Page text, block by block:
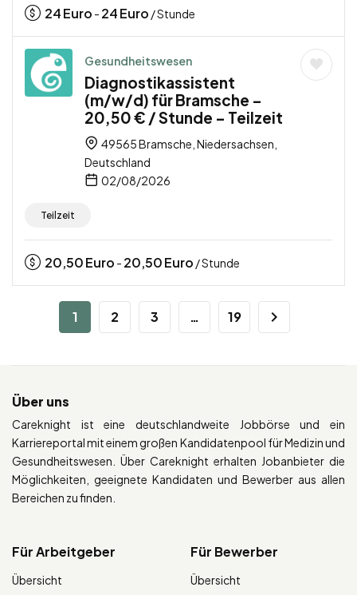
24Euro - 24Euro / Stunde
Gesundheitswesen
Diagnostikassistent
(m/w/d) für Bramsche –
20,50 € / Stunde – Teilzeit
49565 Bramsche, Niedersachsen,
Deutschland
02/08/2026
Teilzeit
20,50Euro - 20,50Euro / Stunde
1 2 3 … 19
Über uns
Careknight ist eine deutschlandweite Jobbörse und ein
Karriereportal mit einem großen Kandidatenpool für Medizin und
Gesundheitswesen. Über Careknight erhalten Jobanbieter die
Möglichkeiten, geeignete Kandidaten und Bewerber aus allen
Bereichen zu finden.
Für Arbeitgeber
Übersicht
Für Bewerber
Übersicht